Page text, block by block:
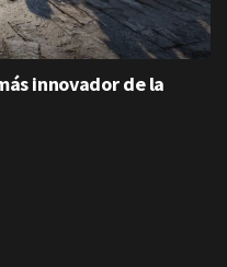
innovador de la